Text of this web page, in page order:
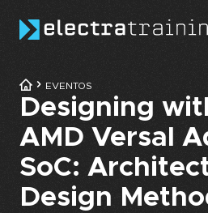
EVENTOS
Designing
AMD Versal
SoC:
Design